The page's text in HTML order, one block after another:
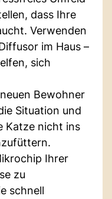
dass Ihre
Verwenden
im Haus –
sich
Bewohner
Situation und
Katze nicht ins
Ihrer
zu
schnell